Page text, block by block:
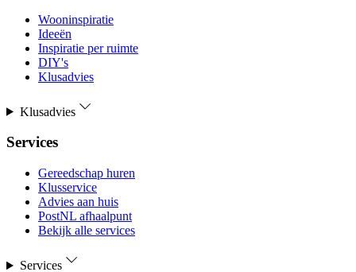
Wooninspiratie
Ideeën
Inspiratie per ruimte
DIY's
Klusadvies
Klusadvies
Services
Gereedschap huren
Klusservice
Advies aan huis
PostNL afhaalpunt
Bekijk alle services
Services